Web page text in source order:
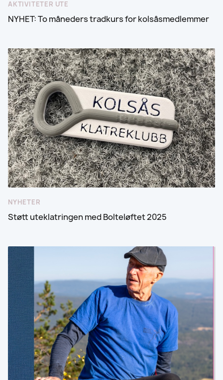
AKTIVITETER UTE
NYHET: To måneders tradkurs for kolsåsmedlemmer
NYHETER
Støtt uteklatringen med Bolteløftet 2025